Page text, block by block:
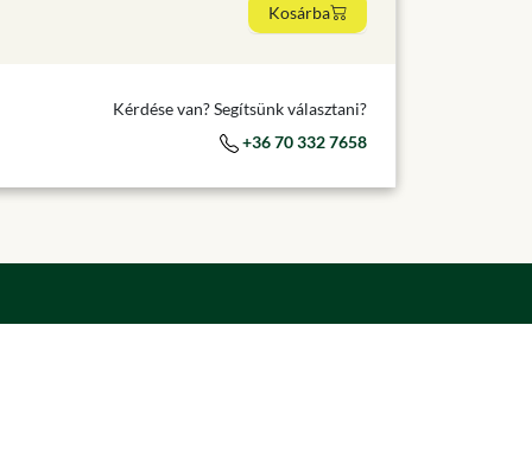
Kosárba
Kérdése van? Segítsünk választani?
+36 70 332 7658